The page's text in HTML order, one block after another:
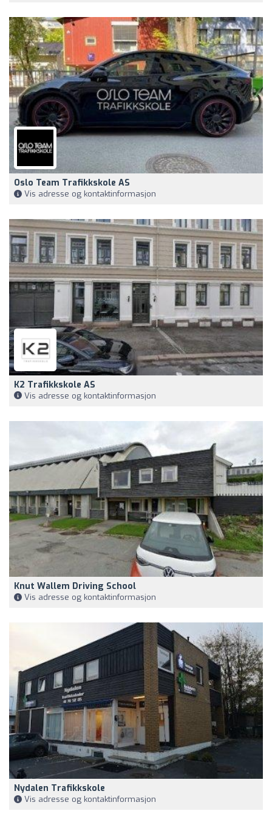
Oslo Team Trafikkskole AS
Vis adresse og kontaktinformasjon
K2 Trafikkskole AS
Vis adresse og kontaktinformasjon
Knut Wallem Driving School
Vis adresse og kontaktinformasjon
Nydalen Trafikkskole
Vis adresse og kontaktinformasjon